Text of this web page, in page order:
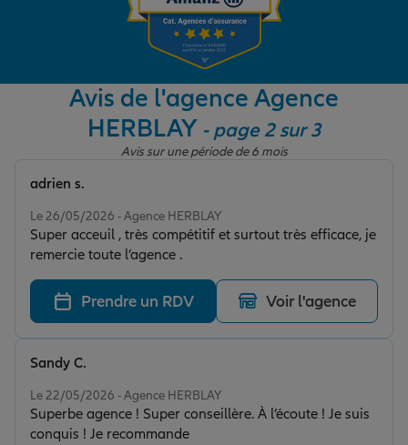
Garantie des accidents de la vie
Assurance scolaire
Retraite
Tous nos devis d'assurance
Avis de l'agence Agence
HERBLAY - page 2 sur 3
Avis sur une période de 6 mois
Le 26/05/2026 - Agence HERBLAY
Super acceuil , très compétitif et surtout très efficace, je
remercie toute l’agence .
adrien s.
Prendre un RDV Voir l'agence
Le 22/05/2026 - Agence HERBLAY
Superbe agence ! Super conseillère. À l’écoute ! Je suis
conquis ! Je recommande
Sandy C.